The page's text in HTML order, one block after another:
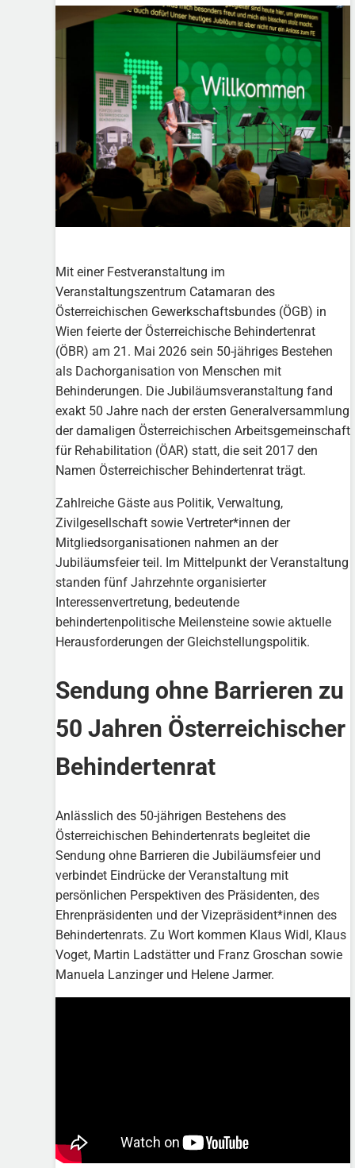
Mit einer Festveranstaltung im
Veranstaltungszentrum Catamaran des
Österreichischen Gewerkschaftsbundes (ÖGB) in
Wien feierte der Österreichische Behindertenrat
(ÖBR) am 21. Mai 2026 sein 50-jähriges Bestehen
als Dachorganisation von Menschen mit
Behinderungen. Die Jubiläumsveranstaltung fand
exakt 50 Jahre nach der ersten Generalversammlung
der damaligen Österreichischen Arbeitsgemeinschaft
für Rehabilitation (ÖAR) statt, die seit 2017 den
Namen Österreichischer Behindertenrat trägt.
Zahlreiche Gäste aus Politik, Verwaltung,
Zivilgesellschaft sowie Vertreter*innen der
Mitgliedsorganisationen nahmen an der
Jubiläumsfeier teil. Im Mittelpunkt der Veranstaltung
standen fünf Jahrzehnte organisierter
Interessenvertretung, bedeutende
behindertenpolitische Meilensteine sowie aktuelle
Herausforderungen der Gleichstellungspolitik.
Sendung ohne Barrieren zu
50 Jahren Österreichischer
Behindertenrat
Anlässlich des 50-jährigen Bestehens des
Österreichischen Behindertenrats begleitet die
Sendung ohne Barrieren die Jubiläumsfeier und
verbindet Eindrücke der Veranstaltung mit
persönlichen Perspektiven des Präsidenten, des
Ehrenpräsidenten und der Vizepräsident*innen des
Behindertenrats. Zu Wort kommen Klaus Widl, Klaus
Voget, Martin Ladstätter und Franz Groschan sowie
Manuela Lanzinger und Helene Jarmer.